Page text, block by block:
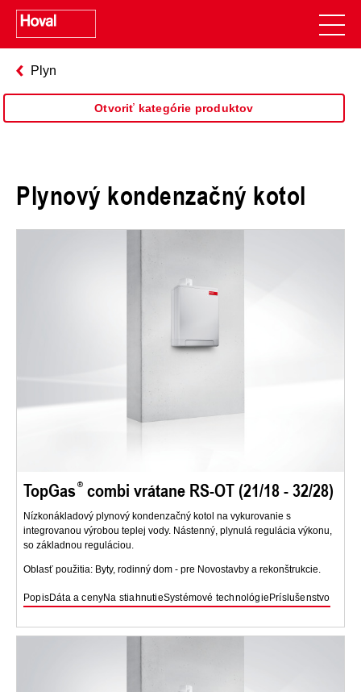
Plyn
Otvoriť kategórie produktov
Plynový kondenzačný kotol
TopGas combi vrátane RS-OT (21/18 - 32/28)
Nízkonákladový plynový kondenzačný kotol na vykurovanie s
integrovanou výrobou teplej vody. Nástenný, plynulá regulácia výkonu,
so základnou reguláciou.
Oblasť použitia: Byty, rodinný dom - pre Novostavby a rekonštrukcie.
PopisDáta a cenyNa stiahnutieSystémové technológie Príslušenstvo